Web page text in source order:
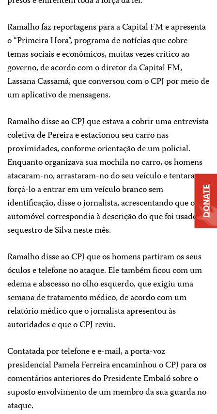
Ramalho faz reportagens para a Capital FM e apresenta
o “Primeira Hora”, programa de notícias que cobre
temas sociais e econômicos, muitas vezes crítico ao
governo, de acordo com o diretor da Capital FM,
Lassana Cassamá, que conversou com o CPJ por meio de
um aplicativo de mensagens.
Ramalho disse ao CPJ que estava a cobrir uma entrevista
coletiva de Pereira e estacionou seu carro nas
proximidades, conforme orientação de um policial.
Enquanto organizava sua mochila no carro, os homens
atacaram-no, arrastaram-no do seu veículo e tentaram
forçá-lo a entrar em um veículo branco sem
identificação, disse o jornalista, acrescentando que o
automóvel correspondia à descrição do que foi usado no
sequestro de Silva neste mês.
Ramalho disse ao CPJ que os homens partiram os seus
óculos e telefone no ataque. Ele também ficou com um
edema e abscesso no olho esquerdo, que exigiu uma
semana de tratamento médico, de acordo com um
relatório médico que o jornalista apresentou às
autoridades e que o CPJ reviu.
Contatada por telefone e e-mail, a porta-voz
presidencial Pamela Ferreira encaminhou o CPJ para os
comentários anteriores do Presidente Embaló sobre o
suposto envolvimento de um membro da sua guarda no
ataque.
DONATE